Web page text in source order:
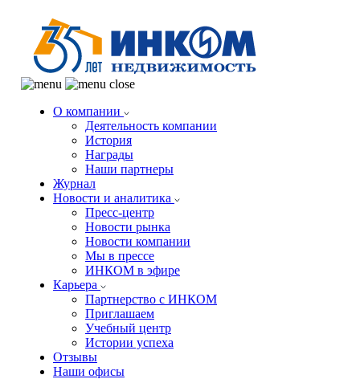
О компании
Деятельность компании
История
Награды
Наши партнеры
Журнал
Новости и аналитика
Пресс-центр
Новости рынка
Новости компании
Мы в прессе
ИНКОМ в эфире
Карьера
Партнерство с ИНКОМ
Приглашаем
Учебный центр
Истории успеха
Отзывы
Наши офисы